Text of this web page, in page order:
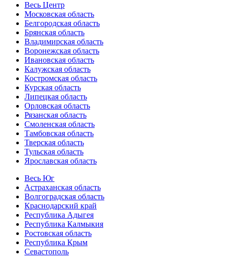
Весь Центр
Московская область
Белгородская область
Брянская область
Владимирская область
Воронежская область
Ивановская область
Калужская область
Костромская область
Курская область
Липецкая область
Орловская область
Рязанская область
Смоленская область
Тамбовская область
Тверская область
Тульская область
Ярославская область
Весь Юг
Астраханская область
Волгоградская область
Краснодарский край
Республика Адыгея
Республика Калмыкия
Ростовская область
Республика Крым
Севастополь